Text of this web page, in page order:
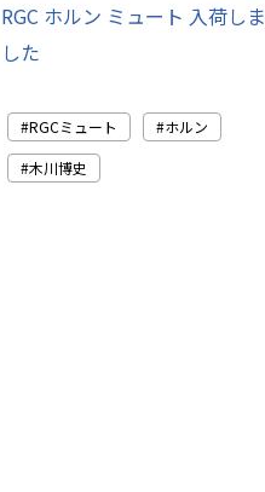
RGC ホルン ミュート 入荷しま
した
RGCミュート
ホルン
木川博史